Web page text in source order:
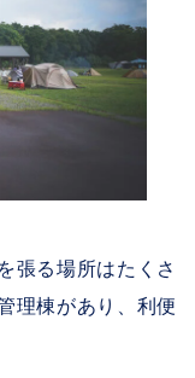
張る場所はたくさ
理棟があり、利便